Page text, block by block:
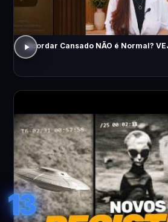
Acordar Cansado NÃO é Normal?
13